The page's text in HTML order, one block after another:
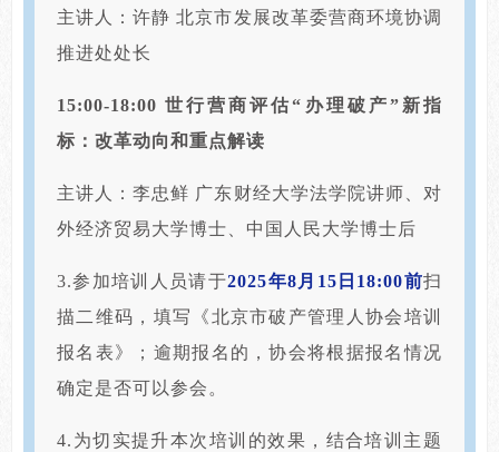
主讲人：许静 北京市发展改革委营商环境协调
推进处处长
15:00-18:00 世行营商评估“办理破产”新指
标：改革动向和重点解读
主讲人：李忠鲜 广东财经大学法学院讲师、对
外经济贸易大学博士、中国人民大学博士后
3.参加培训人员请于2025年8月15日18:00前扫
描二维码，填写《北京市破产管理人协会培训
报名表》；逾期报名的，协会将根据报名情况
确定是否可以参会。
4.为切实提升本次培训的效果，结合培训主题